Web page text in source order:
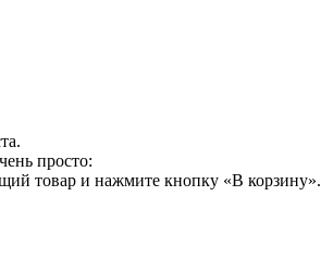
просто:
товар и нажмите кнопку «В корзину».